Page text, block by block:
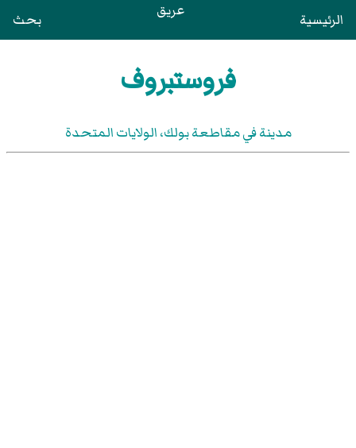
الرئيسية عريق بحث
فروستبروف
مدينة في مقاطعة بولك، الولايات المتحدة